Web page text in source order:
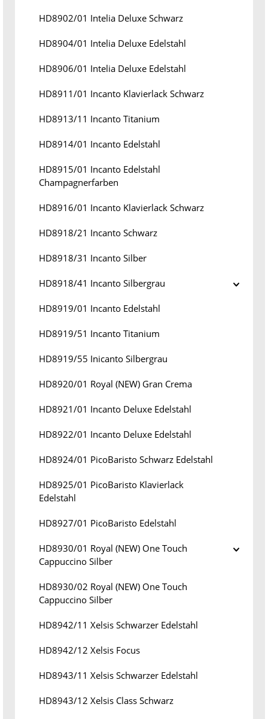
HD8902/01 Intelia Deluxe Schwarz
HD8904/01 Intelia Deluxe Edelstahl
HD8906/01 Intelia Deluxe Edelstahl
HD8911/01 Incanto Klavierlack Schwarz
HD8913/11 Incanto Titanium
HD8914/01 Incanto Edelstahl
HD8915/01 Incanto Edelstahl
Champagnerfarben
HD8916/01 Incanto Klavierlack Schwarz
HD8918/21 Incanto Schwarz
HD8918/31 Incanto Silber
HD8918/41 Incanto Silbergrau
HD8919/01 Incanto Edelstahl
HD8919/51 Incanto Titanium
HD8919/55 Inicanto Silbergrau
HD8920/01 Royal (NEW) Gran Crema
HD8921/01 Incanto Deluxe Edelstahl
HD8922/01 Incanto Deluxe Edelstahl
HD8924/01 PicoBaristo Schwarz Edelstahl
HD8925/01 PicoBaristo Klavierlack
Edelstahl
HD8927/01 PicoBaristo Edelstahl
HD8930/01 Royal (NEW) One Touch
Cappuccino Silber
HD8930/02 Royal (NEW) One Touch
Cappuccino Silber
HD8942/11 Xelsis Schwarzer Edelstahl
HD8942/12 Xelsis Focus
HD8943/11 Xelsis Schwarzer Edelstahl
HD8943/12 Xelsis Class Schwarz